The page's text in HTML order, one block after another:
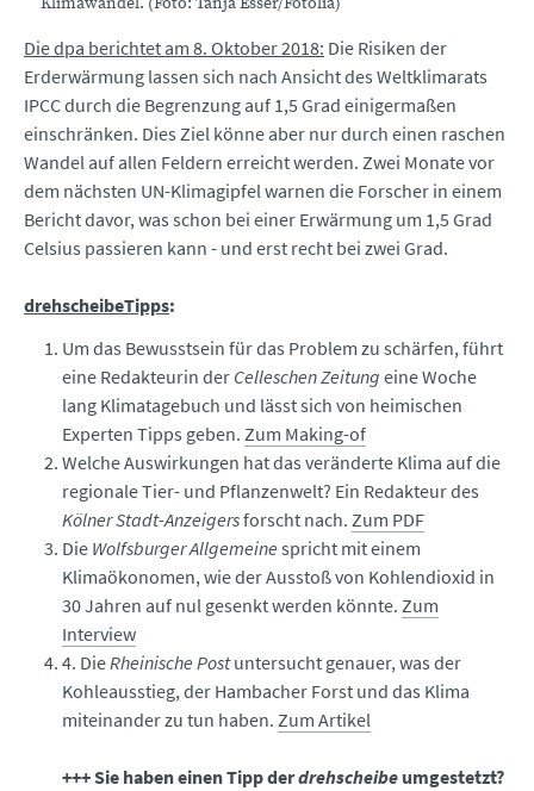
Die dpa berichtet am 8. Oktober 2018: Die Risiken der
Erderwärmung lassen sich nach Ansicht des Weltklimarats
IPCC durch die Begrenzung auf 1,5 Grad einigermaßen
einschränken. Dies Ziel könne aber nur durch einen raschen
Wandel auf allen Feldern erreicht werden. Zwei Monate vor
dem nächsten UN-Klimagipfel warnen die Forscher in einem
Bericht davor, was schon bei einer Erwärmung um 1,5 Grad
Celsius passieren kann - und erst recht bei zwei Grad.
drehscheibeTipps:
Um das Bewusstsein für das Problem zu schärfen, führt
eine Redakteurin der Celleschen Zeitung eine Woche
lang Klimatagebuch und lässt sich von heimischen
Experten Tipps geben. Zum Making-of
Welche Auswirkungen hat das veränderte Klima auf die
regionale Tier- und Pflanzenwelt? Ein Redakteur des
Kölner Stadt-Anzeigersforscht nach. Zum PDF
Die Wolfsburger Allgemeine spricht mit einem
Klimaökonomen, wie der Ausstoß von Kohlendioxid in
30 Jahren auf nul gesenkt werden könnte. Zum
Interview
4. DieRheinische Postuntersucht genauer, was der
Kohleausstieg, der Hambacher Forst und das Klima
miteinander zu tun haben. Zum Artikel
+++ Sie haben einen Tipp derdrehscheibe umgestetzt?